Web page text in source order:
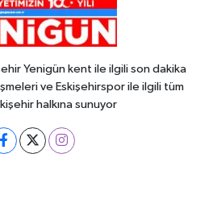
Yenigün kent ile ilgili son dakika
ve Eskişehirspor ile ilgili tüm
halkına sunuyor